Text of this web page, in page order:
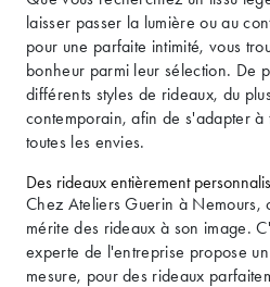
laisser passer la lumière ou au
pour une parfaite intimité, vous
bonheur parmi leur sélection. De
différents styles de rideaux, du
contemporain, afin de s'adapter à
toutes les envies.
Des rideaux entièrement
Chez Ateliers Guerin à Nemours,
mérite des rideaux à son image.
experte de l'entreprise propose
mesure, pour des rideaux